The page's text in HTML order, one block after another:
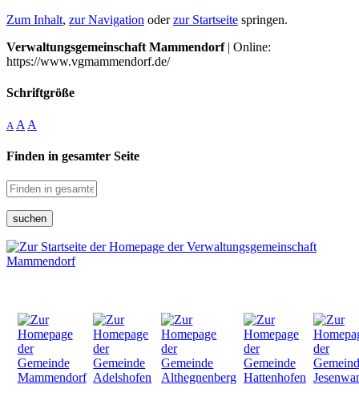
Zum Inhalt, zur Navigation oderzur Startseite springen.
Verwaltungsgemeinschaft Mammendorf| Online:
https://www.vgmammendorf.de/
Schriftgröße
A A A
Finden in gesamter Seite
suchen